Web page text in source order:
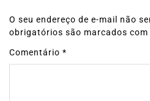
O seu endereço de e-mail não
obrigatórios são marcados com
Comentário *